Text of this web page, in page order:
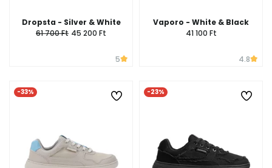
Dropsta - Silver & White
61 700 Ft 45 200 Ft
5
Vaporo - White & Black
41 100 Ft
4.8
-33% -23%